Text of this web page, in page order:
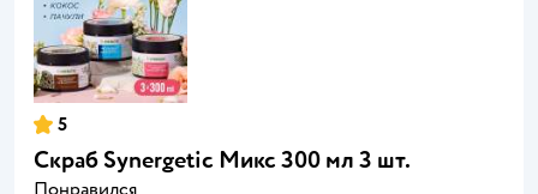
5
Скраб Synergetic Микс 300 мл 3 шт.
Понравился